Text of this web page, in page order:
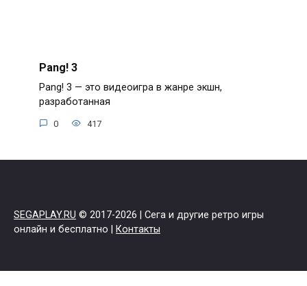
Pang! 3
Pang! 3 — это видеоигра в жанре экшн,
разработанная
0 417
SEGAPLAY.RU © 2017-2026 | Сега и другие ретро игры
онлайн и бесплатно |
Контакты